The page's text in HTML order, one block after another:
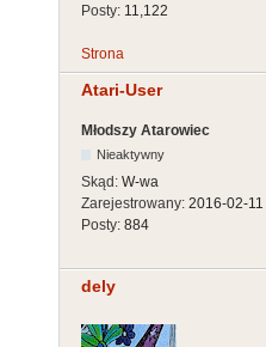
Posty: 11,122
Strona
Atari-User
Młodszy Atarowiec
Nieaktywny
Skąd: W-wa
Zarejestrowany: 2016-02-11
Posty: 884
dely